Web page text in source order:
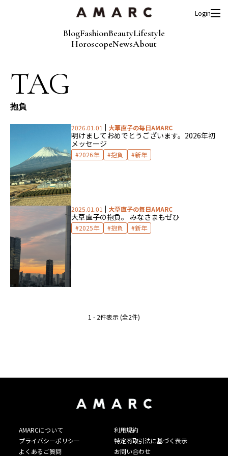
BlogFashionBeautyLifestyle
HoroscopeNewsAbout
Login
TAG
抱負
2026.01.01 大草直子の毎日AMARC
明けましておめでとうございます。 2026年初
メッセージ
2026年 抱負 新年
2025.01.01 大草直子の毎日AMARC
大草直子の抱負。 みなさまもぜひ
2025年 抱負 新年
1 - 2件表示 (全2件)
AMARCについて
利用規約
プライバシーポリシー
特定商取引法に基づく表示
よくあるご質問
お問い合わせ